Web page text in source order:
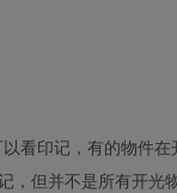
看印记，有的物件
，但并不是所有开光